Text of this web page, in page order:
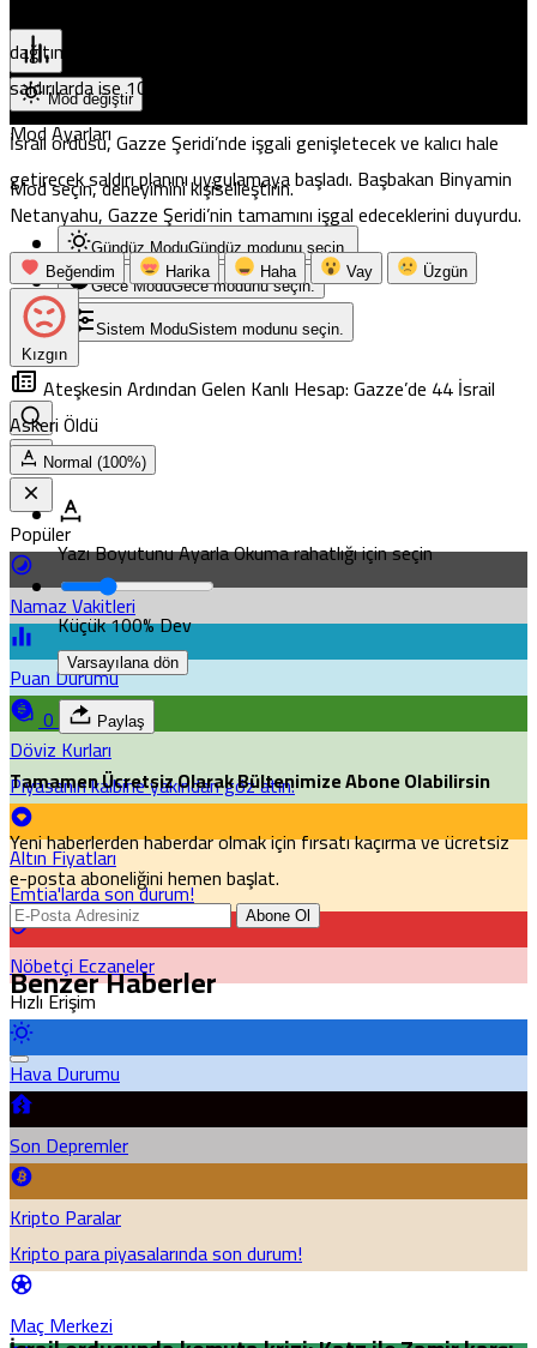
Mod değiştir
Mod Ayarları
Mod seçin, deneyimini kişiselleştirin.
Gündüz ModuGündüz modunu seçin.
Gece ModuGece modunu seçin.
Sistem ModuSistem modunu seçin.
Popüler
Namaz Vakitleri
Puan Durumu
Döviz Kurları
Piyasanın kalbine yakından göz atın.
Altın Fiyatları
Emtia'larda son durum!
Nöbetçi Eczaneler
Hızlı Erişim
Hava Durumu
Son Depremler
Kripto Paralar
Kripto para piyasalarında son durum!
Maç Merkezi
dağıtım bölgelerinde Filistinlilerin hedef alındığı sistematik
saldırılarda ise 1026 kişi öldürüldü, 6 bin 563 kişi yaralandı.
İsrail ordusu, Gazze Şeridi’nde işgali genişletecek ve kalıcı hale
getirecek saldırı planını uygulamaya başladı. Başbakan Binyamin
Netanyahu, Gazze Şeridi’nin tamamını işgal edeceklerini duyurdu.
Beğendim Harika Haha Vay Üzgün
Kızgın
Ateşkesin Ardından Gelen Kanlı Hesap: Gazze’de 44 İsrail
Askeri Öldü
Normal (100%)
Yazı Boyutunu AyarlaOkuma rahatlığı için seçin
Küçük100%Dev
Varsayılana dön
0 Paylaş
Tamamen Ücretsiz Olarak Bültenimize Abone Olabilirsin
Yeni haberlerden haberdar olmak için fırsatı kaçırma ve ücretsiz
e-posta aboneliğini hemen başlat.
Abone Ol
Benzer Haberler